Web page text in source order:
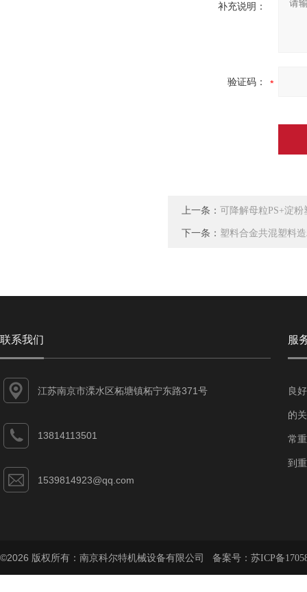
补充说明：
验证码：
上一条： 可降解母粒PS+淀
下一条： 塑料合金共混塑料
联系我们
江苏南京市溧水区柘塘镇柘宁东路371号
13814113501
1539814923@qq.com
服
良
的
常
到
©2026 版权所有：南京科尔特机械设备有限公司 备案号： 苏ICP备